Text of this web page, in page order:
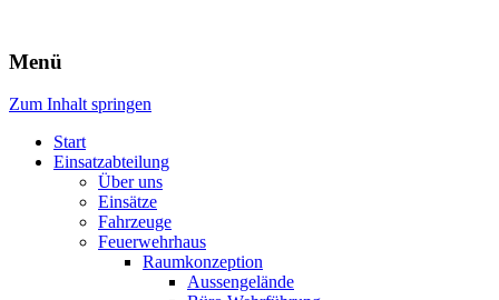
Freiwillige Feuerwehr Rodheim
v.d.H.
Menü
Zum Inhalt springen
Start
Einsatzabteilung
Über uns
Einsätze
Fahrzeuge
Feuerwehrhaus
Raumkonzeption
Aussengelände